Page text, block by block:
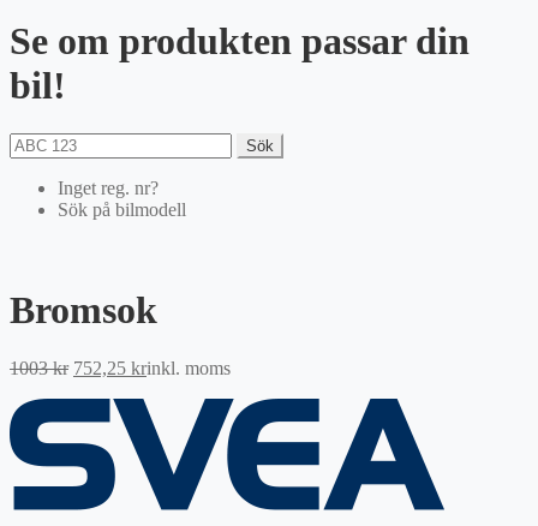
Se om produkten passar din
bil!
Sök
Inget reg. nr?
Sök på bilmodell
Bromsok
1003kr Det
1003 kr.
752,25 krDet
priset
är:
752,25 kr.
inkl. moms